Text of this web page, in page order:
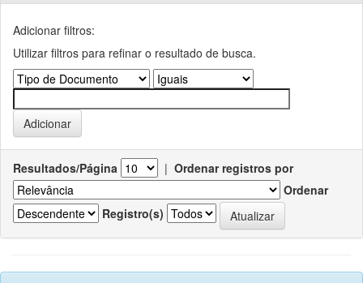
Adicionar filtros:
Utilizar filtros para refinar o resultado de busca.
Resultados/Página | Ordenar registros por
Ordenar
Registro(s)